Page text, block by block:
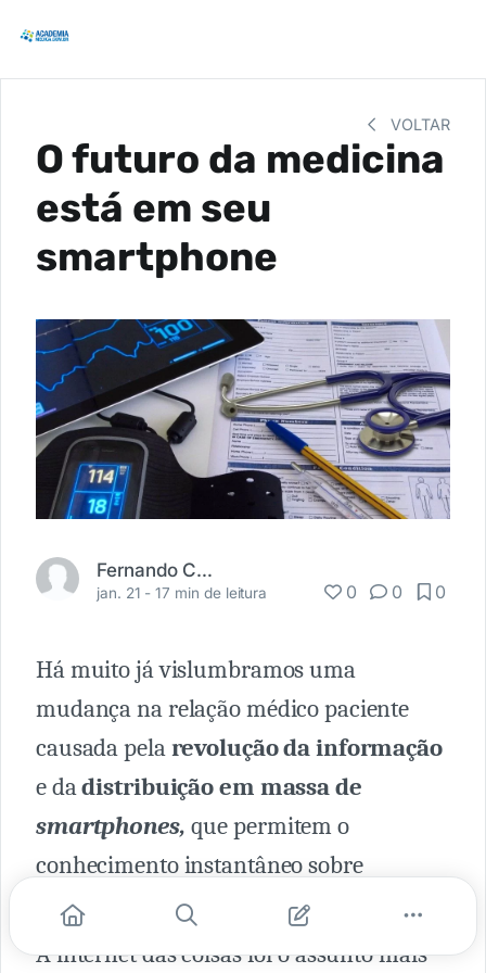
VOLTAR
O futuro da medicina
está em seu
smartphone
Fernando Carbonieri
jan. 21 -17 min de leitura 0 0 0
Há muito já vislumbramos uma
mudança na relação médico paciente
causada pelarevolução da informação
e dadistribuição em massa de
smartphones, que permitem o
conhecimento instantâneo sobre
qualquer coisa, inclusive doenças.
A internet das coisas foi o assunto mais